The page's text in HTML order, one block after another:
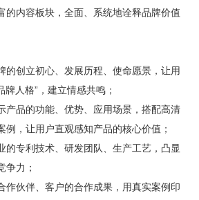
的内容板块，全面、系统地诠释品牌价值
的创立初心、发展历程、使命愿景，让用
牌人格”，建立情感共鸣；
产品的功能、优势、应用场景，搭配高清
例，让用户直观感知产品的核心价值；
的专利技术、研发团队、生产工艺，凸显
争力；
作伙伴、客户的合作成果，用真实案例印